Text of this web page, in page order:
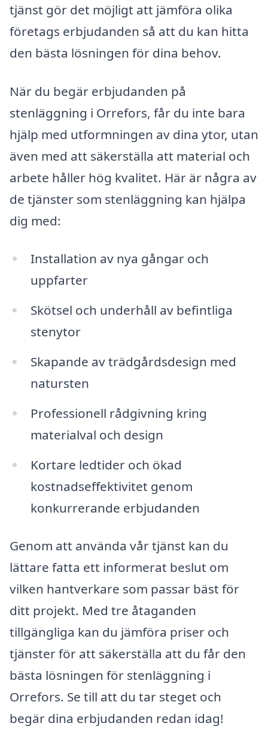
tjänst gör det möjligt att jämföra olika
företags erbjudanden så att du kan hitta
den bästa lösningen för dina behov.
När du begär erbjudanden på
stenläggning i Orrefors, får du inte bara
hjälp med utformningen av dina ytor, utan
även med att säkerställa att material och
arbete håller hög kvalitet. Här är några av
de tjänster som stenläggning kan hjälpa
dig med:
Installation av nya gångar och
uppfarter
Skötsel och underhåll av befintliga
stenytor
Skapande av trädgårdsdesign med
natursten
Professionell rådgivning kring
materialval och design
Kortare ledtider och ökad
kostnadseffektivitet genom
konkurrerande erbjudanden
Genom att använda vår tjänst kan du
lättare fatta ett informerat beslut om
vilken hantverkare som passar bäst för
ditt projekt. Med tre åtaganden
tillgängliga kan du jämföra priser och
tjänster för att säkerställa att du får den
bästa lösningen för stenläggning i
Orrefors. Se till att du tar steget och
begär dina erbjudanden redan idag!